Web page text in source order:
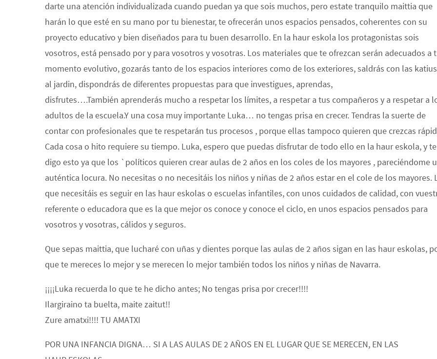
darte una atención individualizada cuando puedan ya que sois muchos, pero estate tranquilo maittia que
harán lo que esté en su mano por tu bienestar, te ofrecerán unos espacios pensados, coherentes con su
proyecto educativo y bien diseñados para tu buen desarrollo. En la haur eskola los protagonistas sois
vosotros, está pensado por y para vosotros y vosotras. Los materiales que te ofrezcan serán adecuados a
momento evolutivo, gozarás tanto de los espacios interiores como de los exteriores, saldrás con las
al jardin, dispondrás de diferentes propuestas para que investigues, aprendas,
disfrutes….También aprenderás mucho a respetar los límites, a respetar a tus compañeros y a respetar a
adultos de la escuela.Y una cosa muy importante Luka… no tengas prisa en crecer. Tendras la suerte de
contar con profesionales que te respetarán tus procesos , porque ellas tampoco quieren que crezcas
Cada cosa o hito requiere su tiempo. Luka, espero que puedas disfrutar de todo ello en la haur eskola, y te
digo esto ya que los `políticos quieren crear aulas de 2 años en los coles de los mayores , pareciéndome
auténtica locura. No necesitas o no necesitáis los niños y niñas de 2 años estar en el cole de los mayores.
que necesitáis es seguir en las haur eskolas o escuelas infantiles, con unos cuidados de calidad, con
referente o educadora que es la que mejor os conoce y conoce el ciclo, en unos espacios pensados para
vosotros y vosotras, cálidos y seguros.
Que sepas maittia, que lucharé con uñas y dientes porque las aulas de 2 años sigan en las haur eskolas,
que te mereces lo mejor y se merecen lo mejor también todos los niños y niñas de Navarra.
¡¡¡¡Luka recuerda lo que te he dicho antes; No tengas prisa por crecer!!!!
Ilargiraino ta buelta, maite zaitut!!
Zure amatxi!!!! TU AMATXI
POR UNA INFANCIA DIGNA… SI A LAS AULAS DE 2 AÑOS EN EL LUGAR QUE SE MERECEN, EN LAS